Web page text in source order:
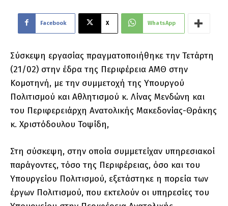
Facebook X WhatsApp
Σύσκεψη εργασίας πραγματοποιήθηκε την Τετάρτη
(21/02) στην έδρα της Περιφέρεια ΑΜΘ στην
Κομοτηνή, με την συμμετοχή της Υπουργού
Πολιτισμού και Αθλητισμού κ. Λίνας Μενδώνη και
του Περιφερειάρχη Ανατολικής Μακεδονίας-Θράκης
κ. Χριστόδουλου Τοψίδη,
Στη σύσκεψη, στην οποία συμμετείχαν υπηρεσιακοί
παράγοντες, τόσο της Περιφέρειας, όσο και του
Υπουργείου Πολιτισμού, εξετάστηκε η πορεία των
έργων Πολιτισμού, που εκτελούν οι υπηρεσίες του